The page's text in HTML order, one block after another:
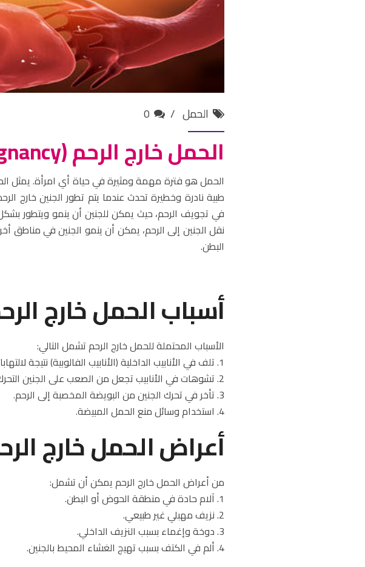
الحمل 0
الحمل خارج الرحم (Ectopic Pregnancy)
طبية نادرة وخطيرة تحدث عندما يتم تطور الجنين خارج
في تجويف الرحم، حيث يمكن للجنين أن ينمو ويتطور
نقل الجنين إلى الرحم، يمكن أن ينمو الجنين في
البطن.
أسباب الحمل خارج
الأسباب المحتملة للحمل خارج الرحم تشمل التالي:
1. تلف في الأنابيب الداخلية (الأنابيب الفالوبية) نتيجة لالتهابات سابقة أو جراحات سابقة.
2. تشوهات في الأنابيب تجعل من الصعب على الجنين التحرك نحو الرحم.
3. تأخر في تحرك الجنين من البويضة المخصبة إلى الرحم.
4. استخدام وسائل منع الحمل المبيضة.
أعراض الحمل خارج
من أعراض الحمل خارج الرحم يمكن أن تشمل:
1. آلام حادة في منطقة الحوض أو البطن.
2. نزيف مهبلي غير طبيعي.
3. دوخة وإغماء بسبب النزيف الداخلي.
4. ألم في الكتف بسبب تهيج الغشاء المحيط بالجنين.